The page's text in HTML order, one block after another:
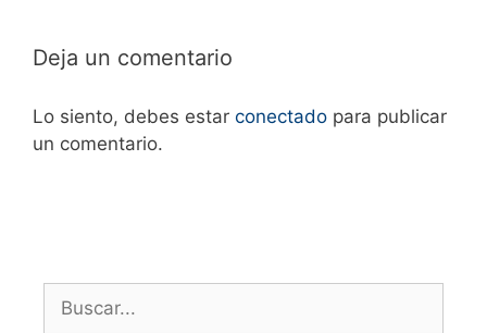
Deja un comentario
Lo siento, debes estar conectado para publicar
un comentario.